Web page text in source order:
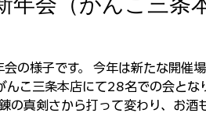
の様子です。 今年は新たな開催
んこ三条本店にて28名での会とな
の真剣さから打って変わり、お酒